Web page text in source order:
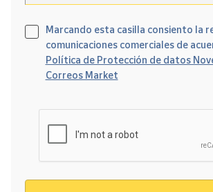
Marcando esta casilla consiento la
comunicaciones comerciales de
Política de Protección de datos
Correos Market